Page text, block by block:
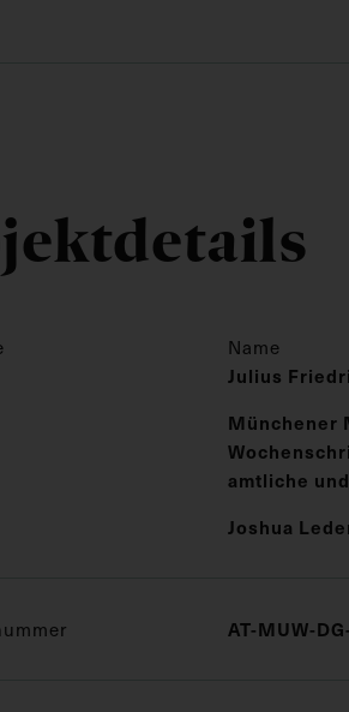
Name
Julius
Münchener
amtliche
Joshua
AT-MUW-